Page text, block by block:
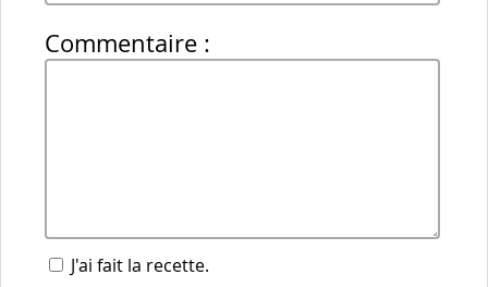
Commentaire :
J'ai fait la recette.